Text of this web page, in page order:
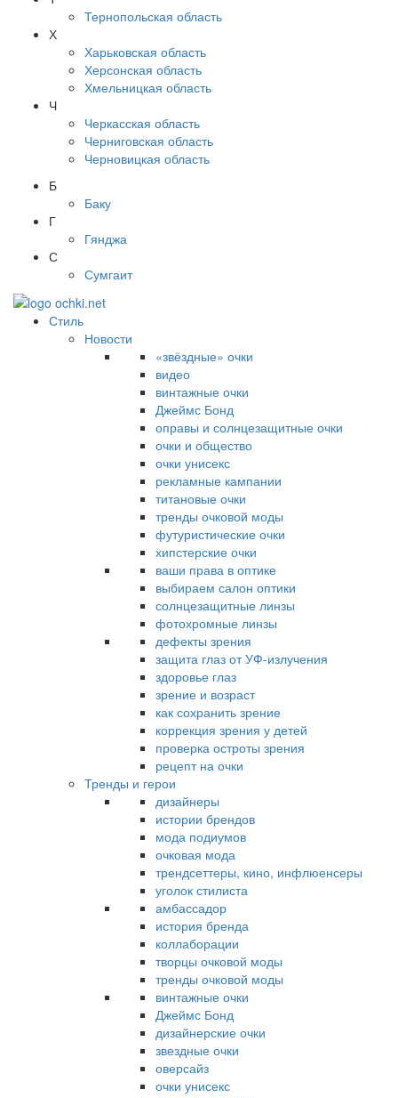
Тернопольская область
Х
Харьковская область
Херсонская область
Хмельницкая область
Ч
Черкасская область
Черниговская область
Черновицкая область
Б
Баку
Г
Гянджа
С
Сумгаит
Стиль
Новости
«звёздные» очки
видео
винтажные очки
Джеймс Бонд
оправы и солнцезащитные очки
очки и общество
очки унисекс
рекламные кампании
титановые очки
тренды очковой моды
футуристические очки
хипстерские очки
ваши права в оптике
выбираем салон оптики
солнцезащитные линзы
фотохромные линзы
дефекты зрения
защита глаз от УФ-излучения
здоровье глаз
зрение и возраст
как сохранить зрение
коррекция зрения у детей
проверка остроты зрения
рецепт на очки
Тренды и герои
дизайнеры
истории брендов
мода подиумов
очковая мода
трендсеттеры, кино, инфлюенсеры
уголок стилиста
амбассадор
история бренда
коллаборации
творцы очковой моды
тренды очковой моды
винтажные очки
Джеймс Бонд
дизайнерские очки
звездные очки
оверсайз
очки унисекс